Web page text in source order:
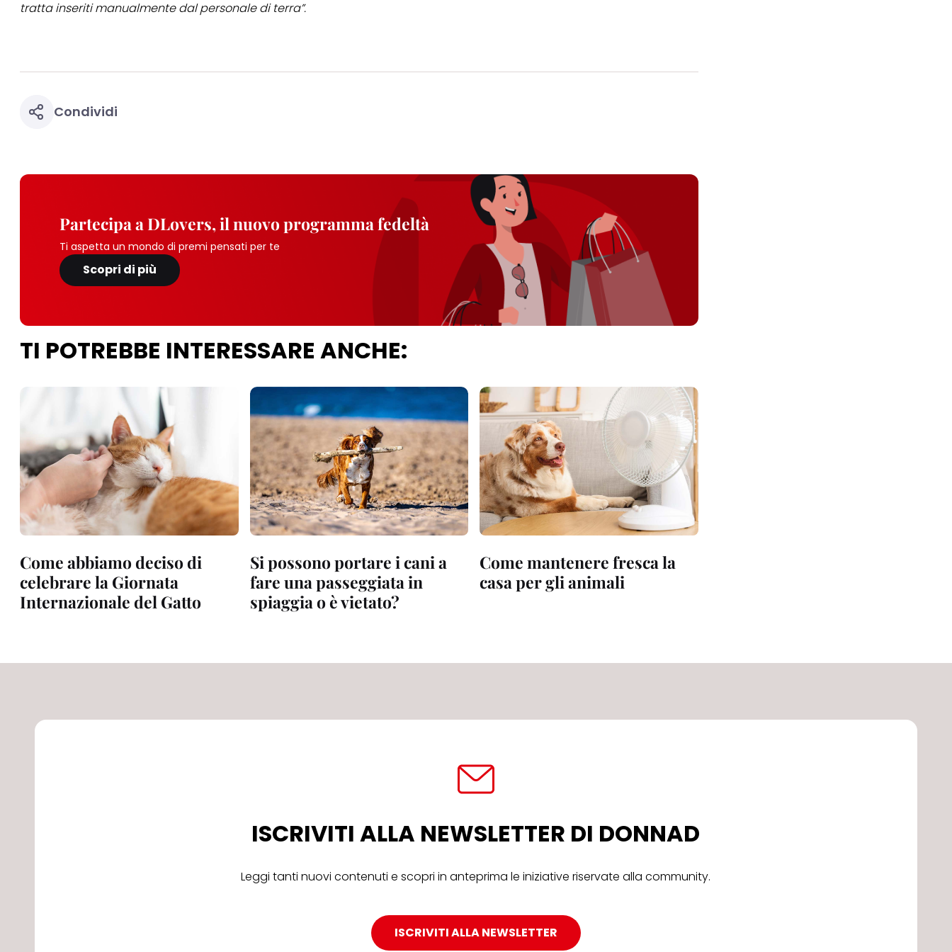
tratta inseriti manualmente dal personale di terra”.
Condividi
Partecipa a DLovers, il nuovo programma fedeltà
Ti aspetta un mondo di premi pensati per te
Scopri di più
TI POTREBBE INTERESSARE ANCHE:
Come abbiamo deciso di
celebrare la Giornata
Internazionale del Gatto
Si possono portare i cani a
fare una passeggiata in
spiaggia o è vietato?
Come mantenere fresca la
casa per gli animali
ISCRIVITI ALLA NEWSLETTER DI DONNAD
Leggi tanti nuovi contenuti e scopri in anteprima le iniziative riservate alla community.
ISCRIVITI ALLA NEWSLETTER